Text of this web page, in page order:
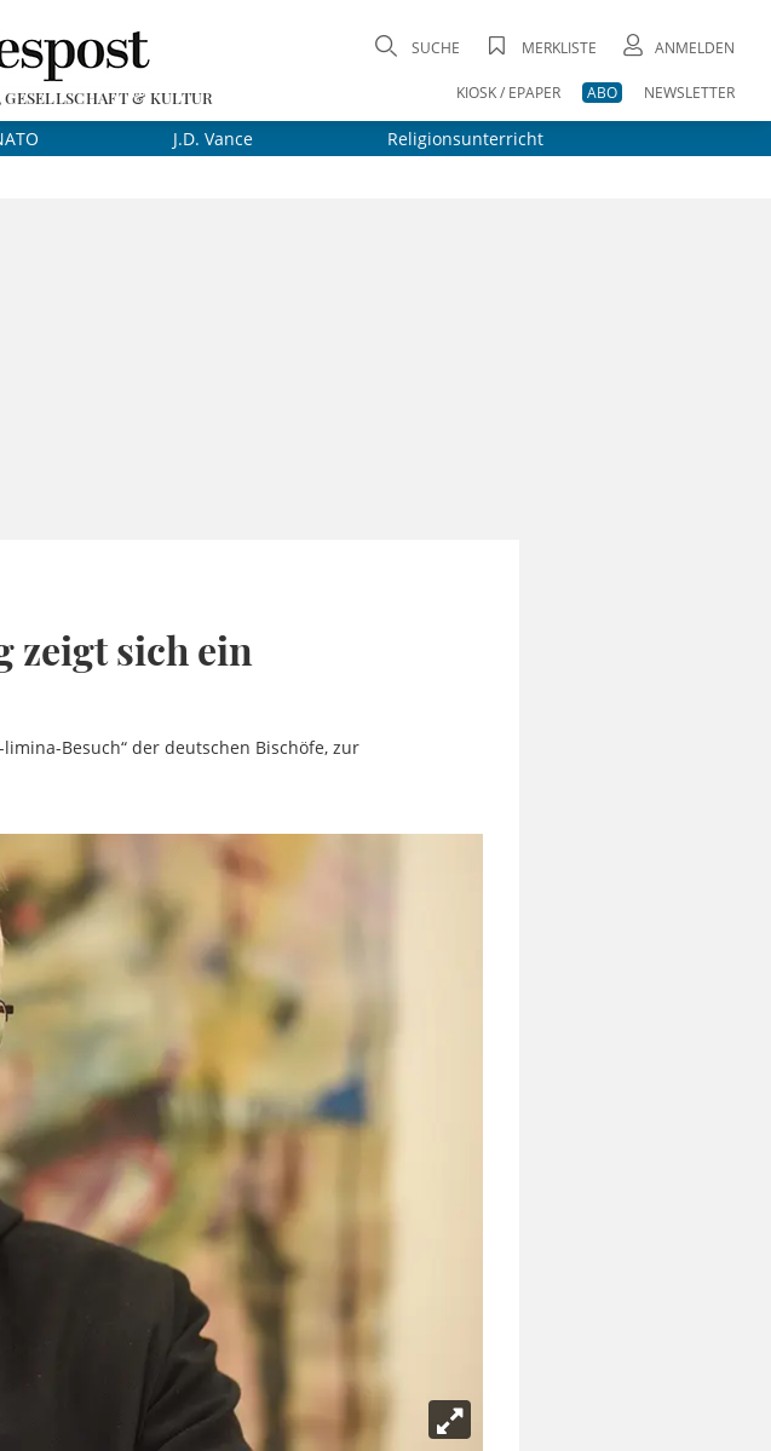
& KULTUR
SUCHE MERKLISTE ANMELDEN
KIOSK / EPAPER ABO NEWSLETTER
J.D. Vance Religionsunterricht
zeigt sich ein
Besuch“ der deutschen Bischöfe, zur